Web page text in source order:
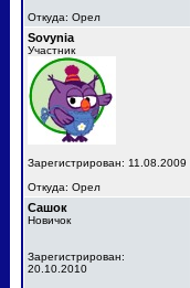
Откуда: Орел
Sovynia
Участник
Зарегистрирован: 11.08.2009
Откуда: Орел
Сашок
Новичок
Зарегистрирован:
20.10.2010